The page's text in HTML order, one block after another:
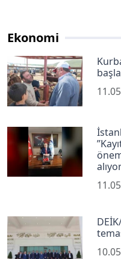
Ekonomi